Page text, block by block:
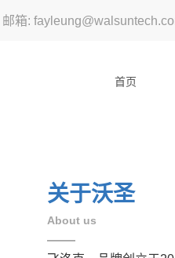
邮箱:
首页
关于沃圣
About us
——